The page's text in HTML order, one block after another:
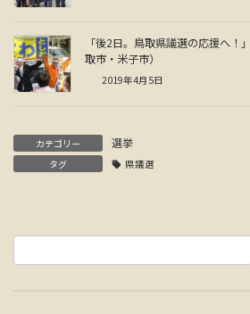
「後2日。鳥取県議選の応援へ
取市・米子市）
2019年4月5日
カテゴリー 選挙
タグ 県議選